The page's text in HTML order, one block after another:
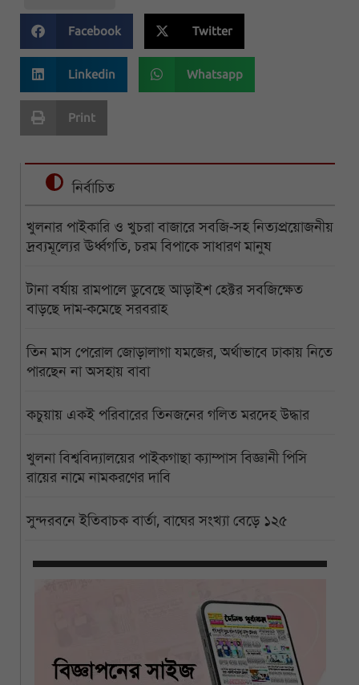
Facebook Twitter
Linkedin Whatsapp
Print
নির্বাচিত
খুলনার পাইকারি ও খুচরা বাজারে সবজি-সহ নিত্যপ্রয়োজনীয়
দ্রব্যমূল্যের ঊর্ধ্বগতি, চরম বিপাকে সাধারণ মানুষ
টানা বর্ষায় রামপালে ডুবেছে আড়াইশ হেক্টর সবজিক্ষেত
বাড়ছে দাম-কমেছে সরবরাহ
তিন মাস পেরোল জোড়ালাগা যমজের, অর্থাভাবে ঢাকায় নিতে
পারছেন না অসহায় বাবা
কচুয়ায় একই পরিবারের তিনজনের গলিত মরদেহ উদ্ধার
খুলনা বিশ্ববিদ্যালয়ের পাইকগাছা ক্যাম্পাস বিজ্ঞানী পিসি
রায়ের নামে নামকরণের দাবি
সুন্দরবনে ইতিবাচক বার্তা, বাঘের সংখ্যা বেড়ে ১২৫